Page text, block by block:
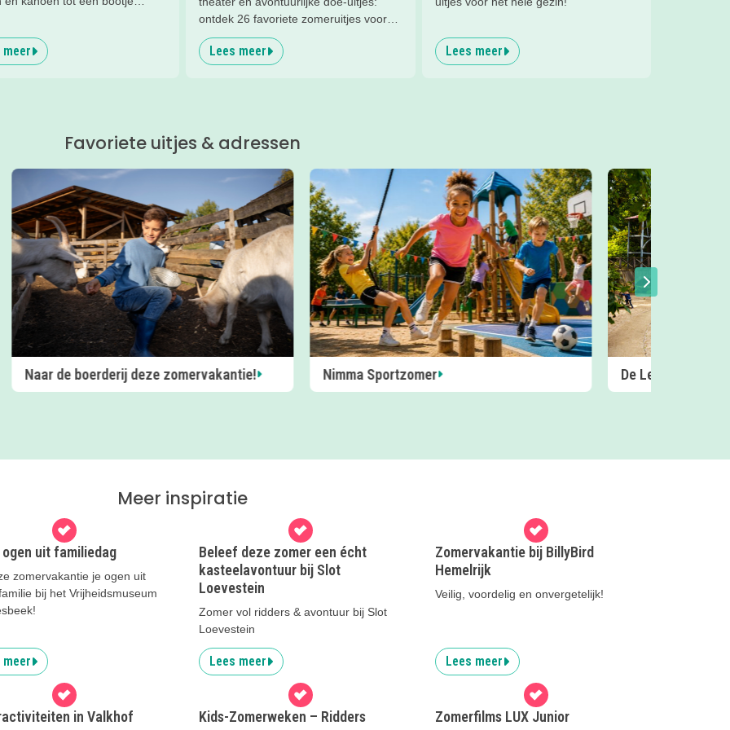
tips voor op én in het
meer
ontdek 26 favoriete zomeruitjes voor
gezinnen door heel Nederland.
Lees meer Lees meer
Favoriete uitjes & adressen
Nimma Sportzomer De Leemkuil Zomer op Fort
Meer inspiratie
ogen uit familiedag
zomervakantie je ogen uit
bij het Vrijheidsmuseum
meer
Beleef deze zomer een écht
kasteelavontuur bij Slot
Loevestein
Zomer vol ridders & avontuur bij Slot
Loevestein
Lees meer
Zomervakantie bij BillyBird
Hemelrijk
Veilig, voordelig en onvergetelijk!
Lees meer
in Valkhof
Kids-Zomerweken – Ridders Zomerfilms LUX Junior